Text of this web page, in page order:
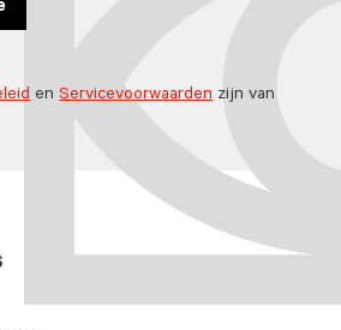
enServicevoorwaardenzijn van